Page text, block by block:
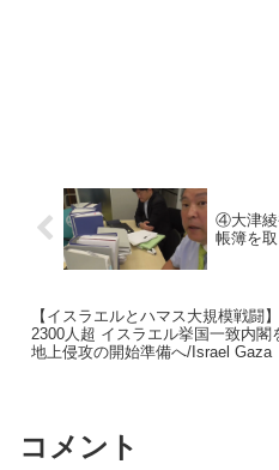
④大津綾
帳簿を
【イスラエルとハマス大規模戦闘
2300人超 イスラエル挙国一致内閣
地上侵攻の開始準備へ/Israel Gaza
コメント